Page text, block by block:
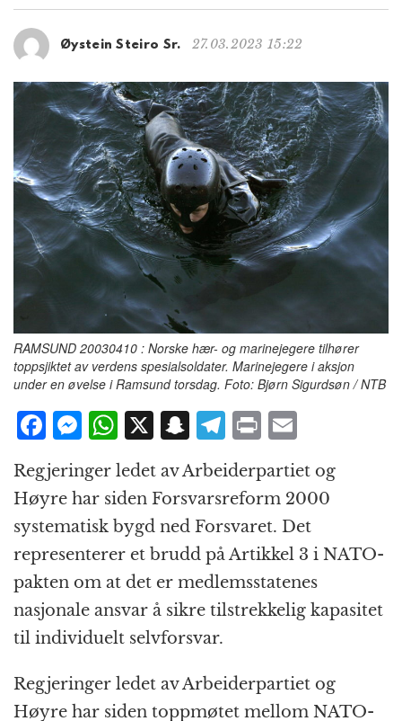
Øystein Steiro Sr. 27.03.2023 15:22
RAMSUND 20030410 : Norske hær- og marinejegere tilhører
toppsjiktet av verdens spesialsoldater. Marinejegere i aksjon
under en øvelse i Ramsund torsdag. Foto: Bjørn Sigurdsøn / NTB
F
a
c
e
b
o
o
k
M
ss
e
n
g
e
r
W
h
at
s
A
p
p
X S
n
a
p
c
h
at
T
el
e
g
r
a
m
P
n
t
ai
l
Regjeringer ledet av Arbeider­partiet og
Høyre har siden Forsvars­reform 2000
systematisk bygd ned Forsvaret. Det
representerer et brudd på Artikkel 3 i NATO-
pakten om at det er medlems­statenes
nasjonale ansvar å sikre tilstrekkelig kapasitet
til individuelt selvforsvar.
Regjeringer ledet av Arbeider­partiet og
Høyre har siden toppmøtet mellom NATO-